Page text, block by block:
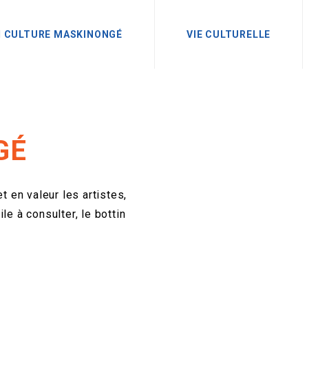
CULTURE MASKINONGÉ VIE CULTURELLE
en valeur les artistes,
à consulter, le bottin